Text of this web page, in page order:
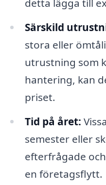
detta lägga till
Särskild
stora eller
utrustning som
hantering, kan
priset.
Tid på året:
semester eller
efterfrågade
en företagsflytt.